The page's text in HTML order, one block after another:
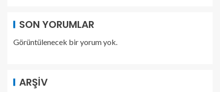
SON YORUMLAR
Görüntülenecek bir yorum yok.
ARŞIV